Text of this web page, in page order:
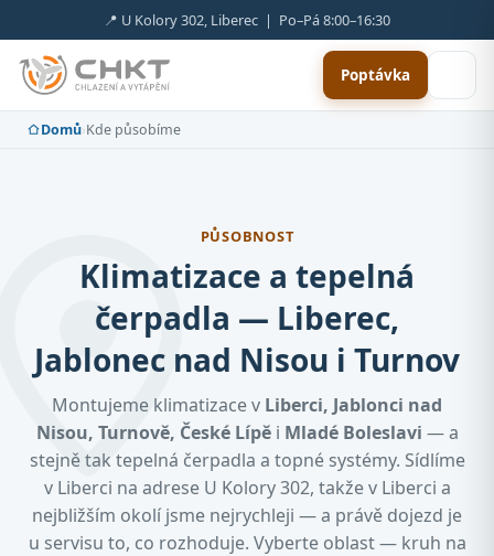
📍 U Kolory 302, Liberec | Po–Pá 8:00–16:30
Poptávka
Domů›Kde působíme
PŮSOBNOST
Klimatizace a tepelná
čerpadla — Liberec,
Jablonec nad Nisou i Turnov
Montujeme klimatizace v Liberci, Jablonci nad
Nisou, Turnově, České Lípěi Mladé Boleslavi — a
stejně tak tepelná čerpadla a topné systémy. Sídlíme
v Liberci na adrese U Kolory 302, takže v Liberci a
nejbližším okolí jsme nejrychleji — a právě dojezd je
u servisu to, co rozhoduje. Vyberte oblast — kruh na